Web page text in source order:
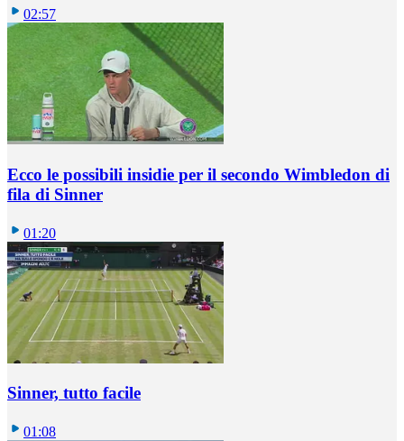
02:57
Ecco le possibili insidie per il secondo Wimbledon di
fila di Sinner
01:20
Sinner, tutto facile
01:08